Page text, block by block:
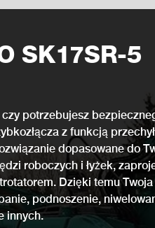
SK17SR-5
potrzebujesz
z funkcją
dopasowane do
roboczych i łyżek,
Dzięki temu
podnoszenie,
innych.